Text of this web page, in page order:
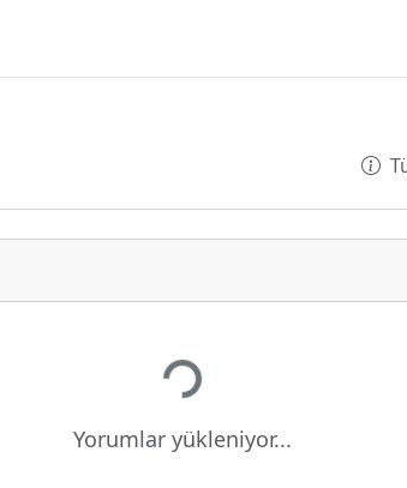
Yükleniyor...
Yorumlar yükleniyor...